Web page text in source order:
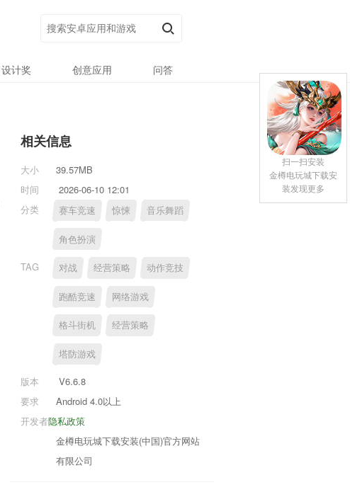
设计奖 创意应用 问答
相关信息
大小
39.57MB
时间
2026-06-10 12:01
分类
赛车竞速 惊悚 音乐舞蹈
角色扮演
TAG 对战 经营策略 动作竞技
跑酷竞速 网络游戏
格斗街机 经营策略
塔防游戏
版本
V6.6.8
要求
Android 4.0以上
隐私政策
开发者
金樽电玩城下载安装(中国)官方网站
有限公司
扫一扫安装
金樽电玩城下载安
装发现更多